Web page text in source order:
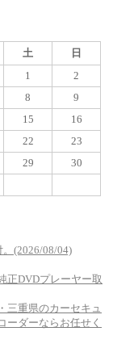
土
日
1
2
8
9
15
16
22
23
29
30
(2026/08/04)
正DVDプレーヤー取
三重県のカーセキュ
ーダーならお任せく